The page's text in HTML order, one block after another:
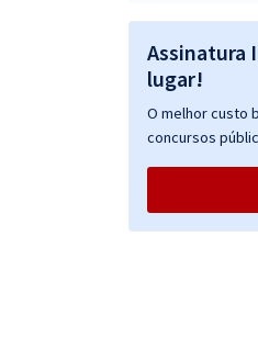
Assinatura
lugar!
O melhor custo
concursos